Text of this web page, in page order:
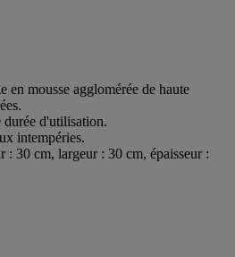
en mousse agglomérée de haute
d'utilisation.
intempéries.
: 30 cm, largeur : 30 cm, épaisseur :